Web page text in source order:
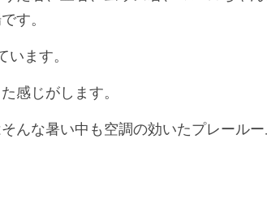
す。
ます。
感じがします。
んな暑い中も空調の効いたプレール